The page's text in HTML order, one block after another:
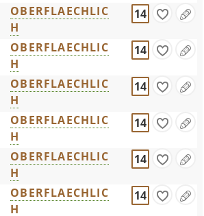
OBERFLAECHLIC
H
14
OBERFLAECHLIC
H
14
OBERFLAECHLIC
H
14
OBERFLAECHLIC
H
14
OBERFLAECHLIC
H
14
OBERFLAECHLIC
H
14